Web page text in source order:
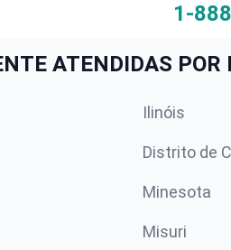
1-
ATENDIDAS
Ilinóis
Distrito de
Minesota
Misuri